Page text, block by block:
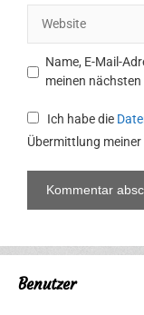
Adresse
Name, E-Mail-
meinen
Ich habe die
Übermittlung
Benutzer